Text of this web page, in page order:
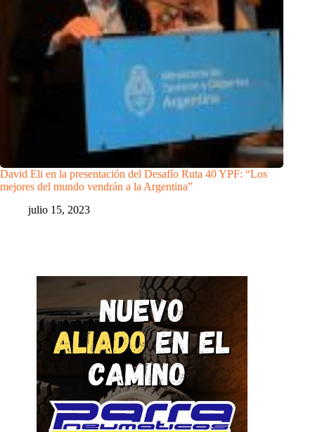
David Eli en la presentación del Desafío Ruta 40 YPF: “Los
mejores del mundo vendrán a la Argentina”
julio 15, 2023